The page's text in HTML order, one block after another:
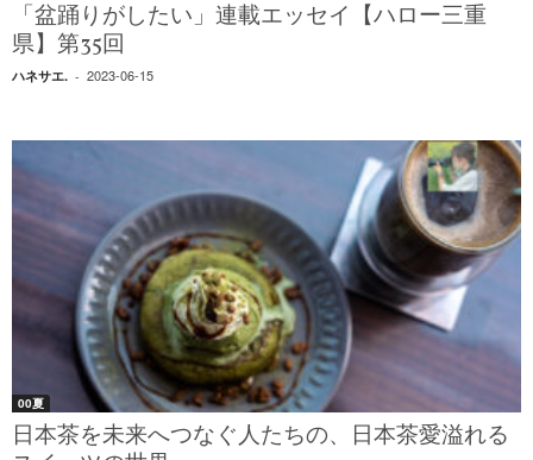
「盆踊りがしたい」連載エッセイ【ハロー三重
県】第35回
ハネサエ. - 2023-06-15
00夏
日本茶を未来へつなぐ人たちの、日本茶愛溢れる